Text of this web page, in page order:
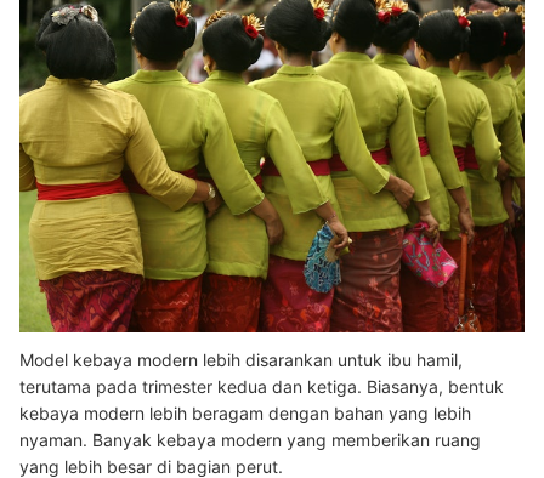
Model kebaya modern lebih disarankan untuk ibu hamil,
terutama pada trimester kedua dan ketiga. Biasanya, bentuk
kebaya modern lebih beragam dengan bahan yang lebih
nyaman. Banyak kebaya modern yang memberikan ruang
yang lebih besar di bagian perut.